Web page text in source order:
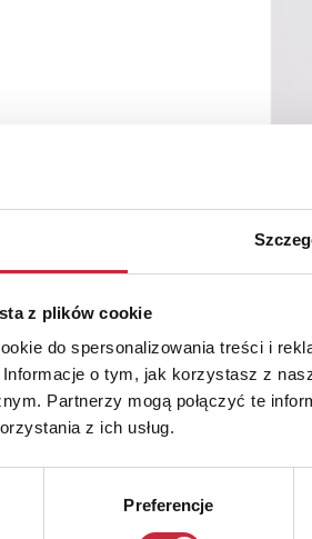
z plików cookie
do spersonalizowania treści i
o tym, jak korzystasz z
Partnerzy mogą połączyć te
z ich usług.
Preferencje